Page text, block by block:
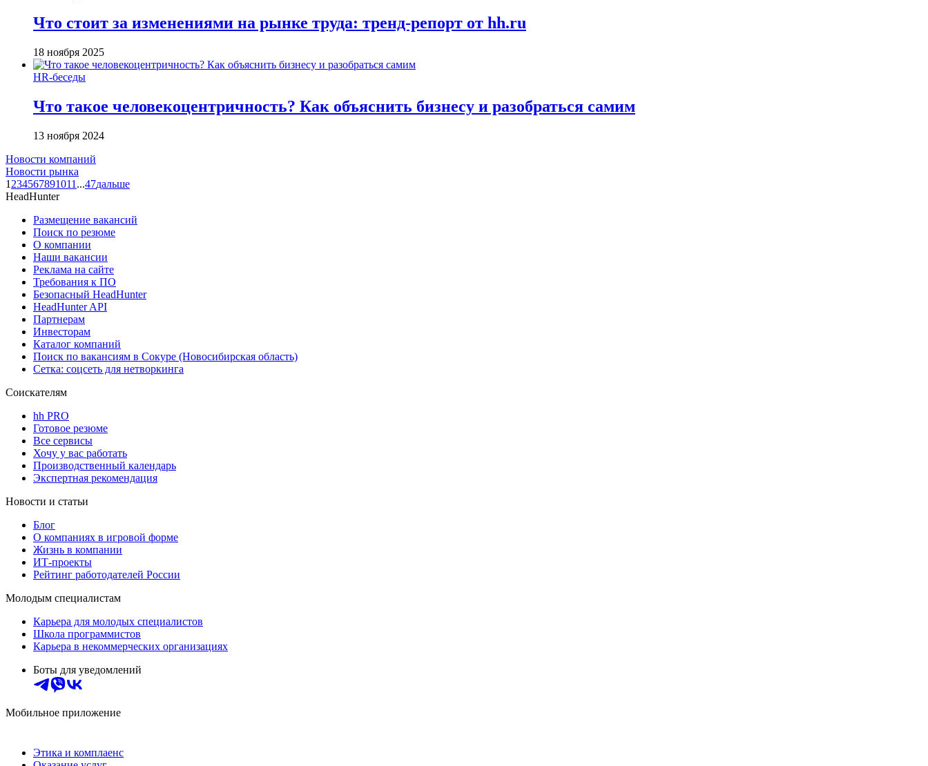
Что стоит за изменениями на рынке труда: тренд-репорт от hh.ru
18 ноября 2025
HR-беседы
Что такое человеко­центричность? Как объяснить бизнесу и разобраться самим
13 ноября 2024
Новости компаний
Новости рынка
1 234567891011 ...47дальше
HeadHunter
Размещение вакансий
Поиск по резюме
О компании
Наши вакансии
Реклама на сайте
Требования к ПО
Безопасный HeadHunter
HeadHunter API
Партнерам
Инвесторам
Каталог компаний
Поиск по вакансиям в Сокуре (Новосибирская область)
Сетка: соцсеть для нетворкинга
Соискателям
hh PRO
Готовое резюме
Все сервисы
Хочу у вас работать
Производственный календарь
Экспертная рекомендация
Новости и статьи
Блог
О компаниях в игровой форме
Жизнь в компании
ИТ-проекты
Рейтинг работодателей России
Молодым специалистам
Карьера для молодых специалистов
Школа программистов
Карьера в некоммерческих организациях
Боты для уведомлений
Мобильное приложение
Этика и комплаенс